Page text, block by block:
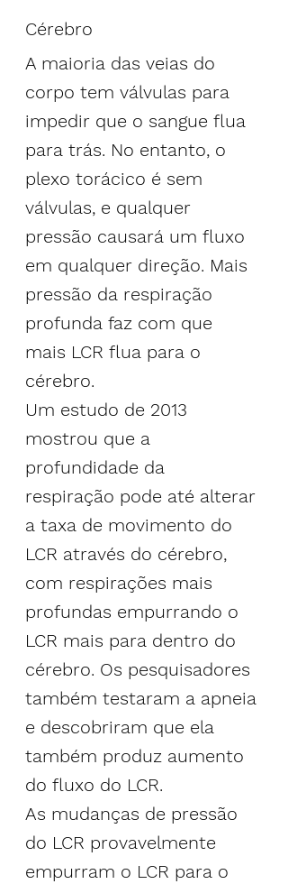
Cérebro
A maioria das veias do
corpo tem válvulas para
impedir que o sangue flua
para trás. No entanto, o
plexo torácico é sem
válvulas, e qualquer
pressão causará um fluxo
em qualquer direção. Mais
pressão da respiração
profunda faz com que
mais LCR flua para o
cérebro.
Um estudo de 2013
mostrou que a
profundidade da
respiração pode até alterar
a taxa de movimento do
LCR através do cérebro,
com respirações mais
profundas empurrando o
LCR mais para dentro do
cérebro. Os pesquisadores
também testaram a apneia
e descobriram que ela
também produz aumento
do fluxo do LCR.
As mudanças de pressão
do LCR provavelmente
empurram o LCR para o